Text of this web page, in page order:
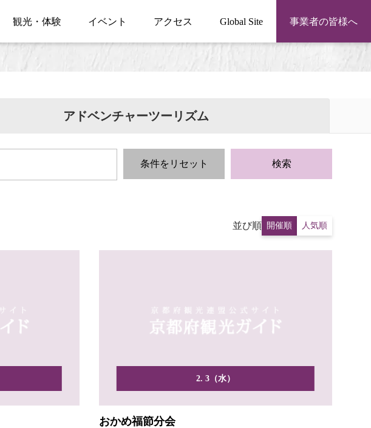
観光・体験 イベント アクセス Global Site 事業者の皆様へ
アドベンチャーツーリズム
条件をリセット 検索
並び順 開催順 人気順
2. 3（水）
おかめ福節分会